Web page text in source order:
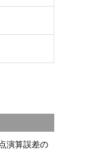
演算誤差の